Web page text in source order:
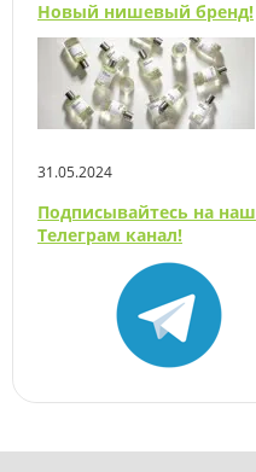
Новый нишевый бренд!
31.05.2024
Подписывайтесь на наш
Телеграм канал!